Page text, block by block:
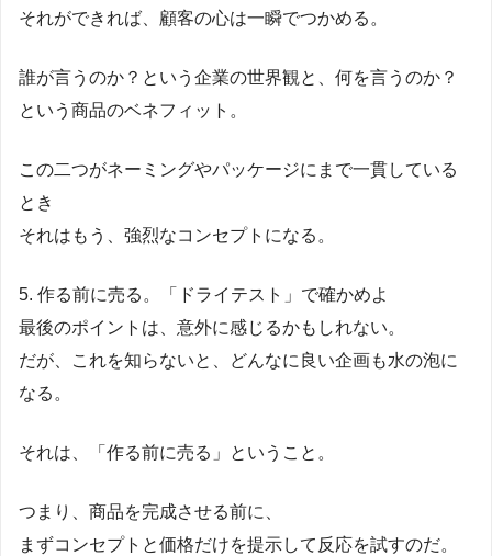
それができれば、顧客の心は一瞬でつかめる。
誰が言うのか？という企業の世界観と、何を言うのか？
という商品のベネフィット。
この二つがネーミングやパッケージにまで一貫している
とき
それはもう、強烈なコンセプトになる。
5. 作る前に売る。「ドライテスト」で確かめよ
最後のポイントは、意外に感じるかもしれない。
だが、これを知らないと、どんなに良い企画も水の泡に
なる。
それは、「作る前に売る」ということ。
つまり、商品を完成させる前に、
まずコンセプトと価格だけを提示して反応を試すのだ。